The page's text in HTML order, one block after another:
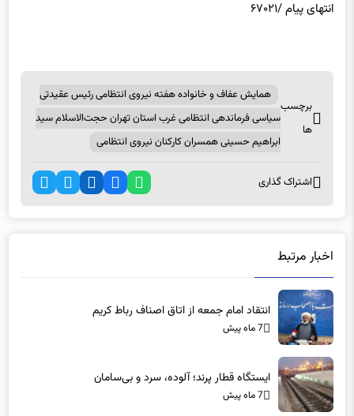
ها
سیاسی فرماندهی انتظامی غرب استان تهران حجت‌الاسلام سید
ابراهیم حسینی همسران کارکنان نیروی انتظامی
7 ماه پیش